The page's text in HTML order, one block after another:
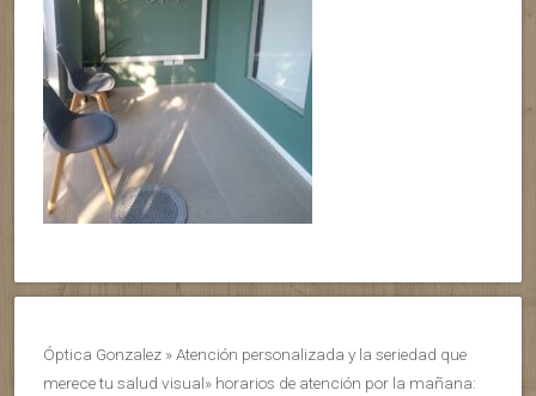
Óptica Gonzalez » Atención personalizada y la seriedad que
merece tu salud visual» horarios de atención por la mañana: